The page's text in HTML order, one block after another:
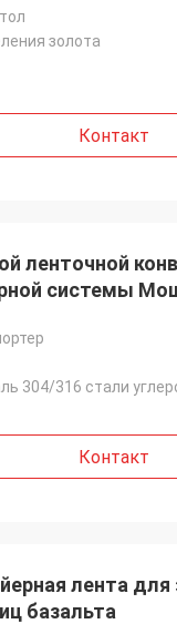
золота
Контакт
ленточной
системы
304/316 стали
Контакт
лента
базальта